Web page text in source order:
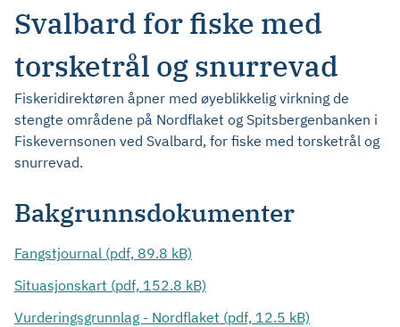
Svalbard for fiske med
torsketrål og snurrevad
Fiskeridirektøren åpner med øyeblikkelig virkning de
stengte områdene på Nordflaket og Spitsbergenbanken i
Fiskevernsonen ved Svalbard, for fiske med torsketrål og
snurrevad.
Bakgrunnsdokumenter
Fangstjournal (pdf, 89.8 kB)
Situasjonskart (pdf, 152.8 kB)
Vurderingsgrunnlag - Nordflaket (pdf, 12.5 kB)